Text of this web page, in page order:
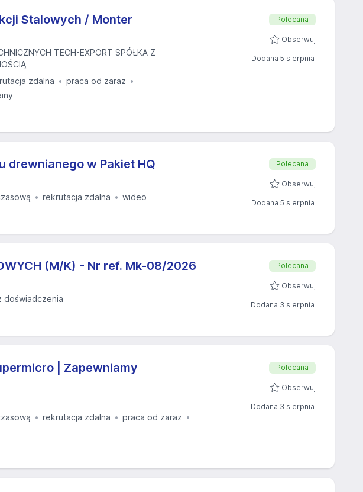
Stalowych / Monter
TECH-EXPORT SPÓŁKA Z
zdalna
praca od zaraz
Polecana
Obserwuj
Dodana 5 sierpnia
drewnianego w Pakiet HQ
rekrutacja zdalna
wideo
Polecana
Obserwuj
Dodana 5 sierpnia
(M/K) - Nr ref. Mk-08/2026
doświadczenia
Polecana
Obserwuj
Dodana 3 sierpnia
| Zapewniamy
rekrutacja zdalna
praca od zaraz
Polecana
Obserwuj
Dodana 3 sierpnia